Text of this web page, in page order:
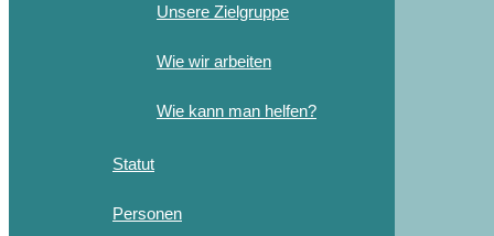
Unsere Zielgruppe
Wie wir arbeiten
Wie kann man helfen?
Statut
Personen